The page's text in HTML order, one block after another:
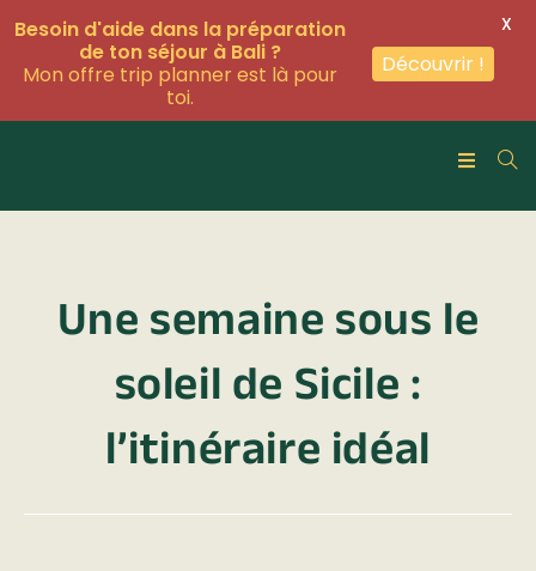
Une semaine sous le
soleil de Sicile :
l’itinéraire idéal
Besoin d'aide dans la préparation
de ton séjour à Bali ?
Mon offre trip planner est là pour
toi.
Découvrir !
X